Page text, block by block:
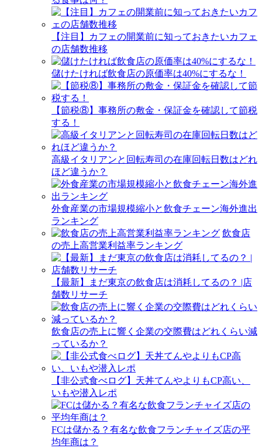
【注目】カフェの開業前に知っておきたいカフェ
の店舗数推移
儲けたければ飲食店の原価率は40%にするな！
【節税⑧】事務所の敷金・保証金を確認して節税
する！
高級イタリアンと回転寿司の在庫回転日数はどれ
ほど違うか？
外食産業の市場規模縮小と飲食チェーン海外進出
ランキング
飲食店
の売上高営業利益率ランキング
【最新】まだ東京の飲食店は消耗してるの？ |店
舗数リサーチ
飲食店の売上に響く企業の交際費はどれくらい減
っているか？
【非公式食べログ】天丼てんやよりもCP高い、
いもや潜入レポ
FCは儲かる？有名な飲食フランチャイズ店の平
均年商は？